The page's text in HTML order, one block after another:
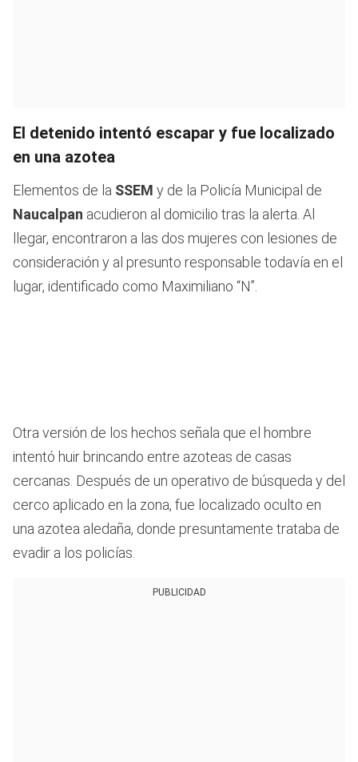
El detenido intentó escapar y fue localizado
en una azotea
Elementos de la SSEM y de la Policía Municipal de
Naucalpan acudieron al domicilio tras la alerta. Al
llegar, encontraron a las dos mujeres con lesiones de
consideración y al presunto responsable todavía en el
lugar, identificado como Maximiliano “N”.
Otra versión de los hechos señala que el hombre
intentó huir brincando entre azoteas de casas
cercanas. Después de un operativo de búsqueda y del
cerco aplicado en la zona, fue localizado oculto en
una azotea aledaña, donde presuntamente trataba de
evadir a los policías.
PUBLICIDAD